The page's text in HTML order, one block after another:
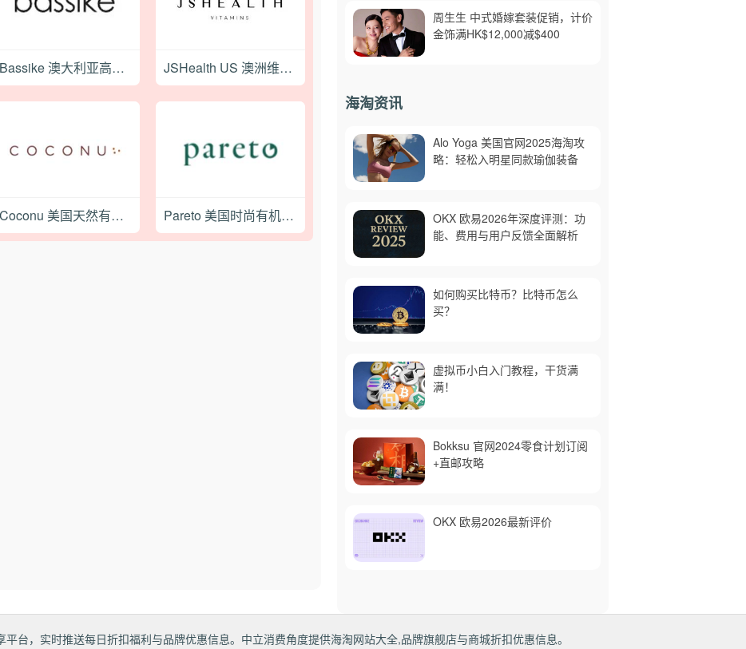
Bassike 澳大利亚高级时装品牌购物网站 JSHealth US 澳洲维生素补充剂品牌美国官网
Coconu 美国天然有机润滑油购物网站 Pareto 美国时尚有机棉服饰品牌购物网站
周生生 中式婚嫁套装促销，计价
金饰满HK$12,000减$400
海淘资讯
Alo Yoga 美国官网2025海淘攻
略：轻松入明星同款瑜伽装备
OKX 欧易2026年深度评测：功
能、费用与用户反馈全面解析
如何购买比特币？比特币怎么
买？
虚拟币小白入门教程，干货满
满！
Bokksu 官网2024零食计划订阅
+直邮攻略
OKX 欧易2026最新评价
台，实时推送每日折扣福利与品牌优惠信息。中立消费角度提供海淘网站大全,品牌旗舰店与商城折扣优惠信息。